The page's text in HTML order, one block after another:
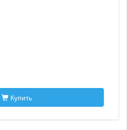
Купить